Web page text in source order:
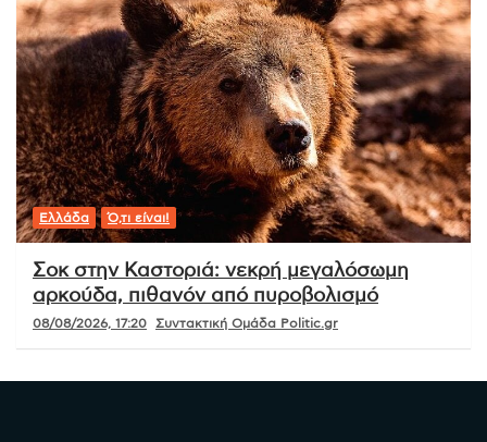
Ελλάδα Ό,τι είναι!
Σοκ στην Καστοριά: νεκρή μεγαλόσωμη
αρκούδα, πιθανόν από πυροβολισμό
08/08/2026, 17:20 Συντακτική Ομάδα Politic.gr